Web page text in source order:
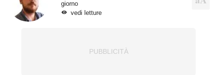
giorno
vedi letture